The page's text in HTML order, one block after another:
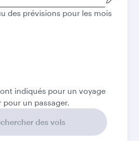
des prévisions pour les mois